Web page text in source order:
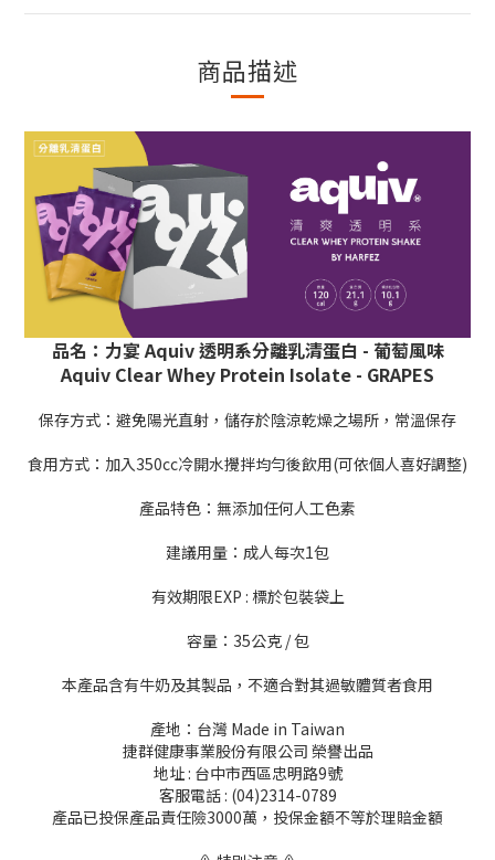
商品描述
品名： 力宴 Aquiv 透明系分離乳清蛋白 - 葡萄風味
Aquiv Clear Whey Protein Isolate - GRAPES
保存方式：避免陽光直射，儲存於陰涼乾燥之場所，常溫保存
食用方式：加入350cc冷開水攪拌均勻後飲用(可依個人喜好調整)
產品特色：無添加任何人工色素
建議用量：成人每次1包
有效期限EXP : 標於包裝袋上
容量：35公克 / 包
本產品含有牛奶及其製品，不適合對其過敏體質者食用
產地：台灣 Made in Taiwan
捷群健康事業股份有限公司 榮譽出品
地址 : 台中市西區忠明路9號
客服電話 : (04)2314-0789
產品已投保產品責任險3000萬，投保金額不等於理賠金額